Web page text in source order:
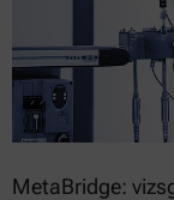
MetaBridge: